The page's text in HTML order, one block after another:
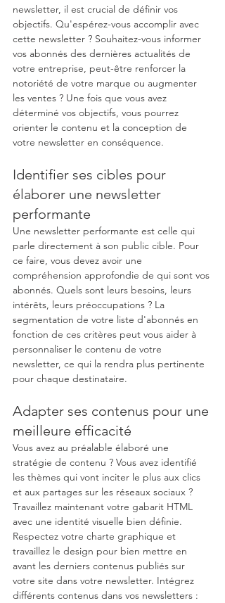
newsletter, il est crucial de définir vos
objectifs. Qu'espérez-vous accomplir avec
cette newsletter ? Souhaitez-vous informer
vos abonnés des dernières actualités de
votre entreprise, peut-être renforcer la
notoriété de votre marque ou augmenter
les ventes ? Une fois que vous avez
déterminé vos objectifs, vous pourrez
orienter le contenu et la conception de
votre newsletter en conséquence.
Identifier ses cibles pour
élaborer une newsletter
performante
Une newsletter performante est celle qui
parle directement à son public cible. Pour
ce faire, vous devez avoir une
compréhension approfondie de qui sont vos
abonnés. Quels sont leurs besoins, leurs
intérêts, leurs préoccupations ? La
segmentation de votre liste d'abonnés en
fonction de ces critères peut vous aider à
personnaliser le contenu de votre
newsletter, ce qui la rendra plus pertinente
pour chaque destinataire.
Adapter ses contenus pour une
meilleure efficacité
Vous avez au préalable élaboré une
stratégie de contenu ? Vous avez identifié
les thèmes qui vont inciter le plus aux clics
et aux partages sur les réseaux sociaux ?
Travaillez maintenant votre gabarit HTML
avec une identité visuelle bien définie.
Respectez votre charte graphique et
travaillez le design pour bien mettre en
avant les derniers contenus publiés sur
votre site dans votre newsletter. Intégrez
différents contenus dans vos newsletters :